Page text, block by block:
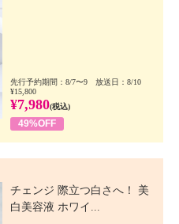
先行予約期間：8/7〜9 放送日：8/10
¥15,800
¥7,980(税込)
49%OFF
チェンジ 際立つ白さへ！ 美
白美容液 ホワイ...